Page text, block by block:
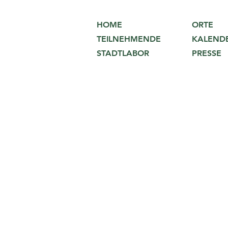
ORTE
PRESSE
HOME
TEILNEHMENDE
STADTLABOR